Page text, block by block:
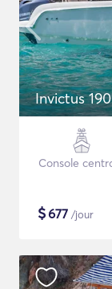
Invictus
Console
$677 /jour